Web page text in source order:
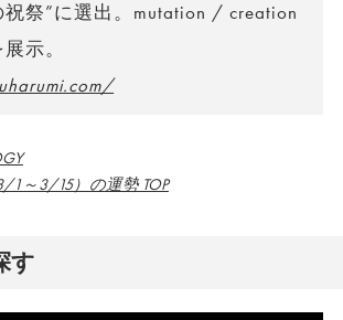
祭”に選出。mutation / creation
示。
1～3/15）の運勢 TOP
す